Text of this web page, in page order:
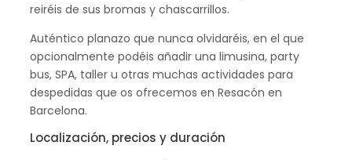
reiréis de sus bromas y chascarrillos.
Auténtico planazo que nunca olvidaréis, en el que
opcionalmente podéis añadir una limusina, party
bus, SPA, taller u otras muchas actividades para
despedidas que os ofrecemos en Resacón en
Barcelona.
Localización, precios y duración